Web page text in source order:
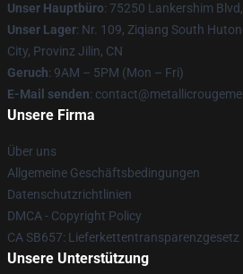
Unser Hauptbüro: 75250 Lankershim
Unser Lager: Nr. 109, Ziqiang South
City, Provinz Jilin, CN
Geruch: 9AM – 5PM (Mon – Fri)
E-Mail senden:
Unsere Firma
Über uns
Allgemeine Geschäftsbedingungen
Datenschutzrichtlinien
DMCA - Copyright Policy
CA SB657: Lieferkettentransparenzgesetz
Unsere Unterstützung